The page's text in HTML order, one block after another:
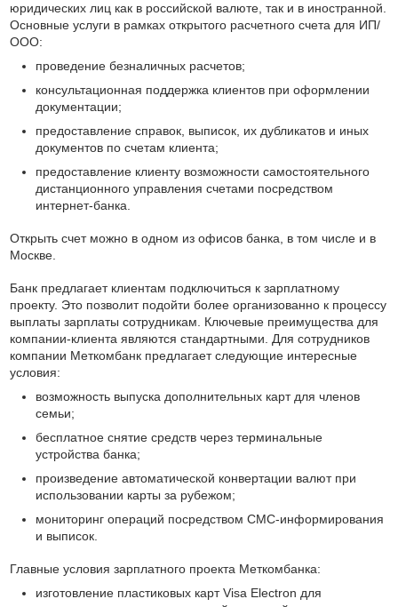
юридических лиц как в российской валюте, так и в иностранной.
Основные услуги в рамках открытого расчетного счета для ИП/
ООО:
проведение безналичных расчетов;
консультационная поддержка клиентов при оформлении
документации;
предоставление справок, выписок, их дубликатов и иных
документов по счетам клиента;
предоставление клиенту возможности самостоятельного
дистанционного управления счетами посредством
интернет-банка.
Открыть счет можно в одном из офисов банка, в том числе и в
Москве.
Банк предлагает клиентам подключиться к зарплатному
проекту. Это позволит подойти более организованно к процессу
выплаты зарплаты сотрудникам. Ключевые преимущества для
компании-клиента являются стандартными. Для сотрудников
компании Меткомбанк предлагает следующие интересные
условия:
возможность выпуска дополнительных карт для членов
семьи;
бесплатное снятие средств через терминальные
устройства банка;
произведение автоматической конвертации валют при
использовании карты за рубежом;
мониторинг операций посредством СМС-информирования
и выписок.
Главные условия зарплатного проекта Меткомбанка:
изготовление пластиковых карт Visa Electron для